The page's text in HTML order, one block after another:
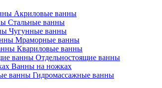
Акриловые ванны
Стальные ванны
Чугунные ванны
Мраморные ванны
Квариловые ванны
Отдельностоящие ванны
Ванны на ножках
Гидромассажные ванны